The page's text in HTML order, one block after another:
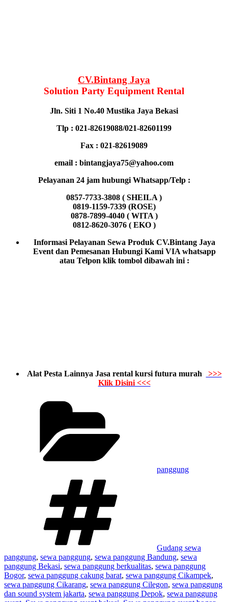
CV.Bintang Jaya
Solution Party Equipment Rental
Jln. Siti 1 No.40 Mustika Jaya Bekasi
Tlp : 021-82619088/021-82601199
Fax : 021-82619089
email : bintangjaya75@yahoo.com
Pelayanan 24 jam hubungi Whatsapp/Telp :
0857-7733-3808 ( SHEILA )
0819-1159-7339 (ROSE)
0878-7899-4040 ( WITA )
0812-8620-3076 ( EKO )
Informasi Pelayanan Sewa Produk CV.Bintang Jaya
Event dan Pemesanan Hubungi Kami VIA whatsapp
atau Telpon klik tombol dibawah ini :
Alat Pesta Lainnya Jasa rental kursi futura murah
>>>
Klik Disini <<<
panggung
Gudang sewa
panggung, sewa panggung, sewa panggung Bandung, sewa
panggung Bekasi, sewa panggung berkualitas, sewa panggung
Bogor, sewa panggung cakung barat, sewa panggung Cikampek,
sewa panggung Cikarang, sewa panggung Cilegon, sewa panggung
dan sound system jakarta, sewa panggung Depok, sewa panggung